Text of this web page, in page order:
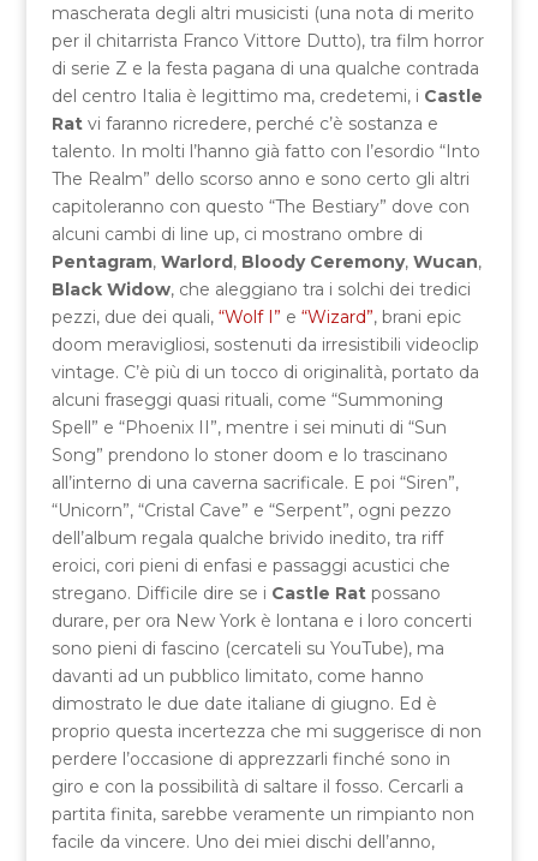
mascherata degli altri musicisti (una nota di merito
per il chitarrista Franco Vittore Dutto), tra film horror
di serie Z e la festa pagana di una qualche contrada
del centro Italia è legittimo ma, credetemi, i Castle
Rat vi faranno ricredere, perché c’è sostanza e
talento. In molti l’hanno già fatto con l’esordio “Into
The Realm” dello scorso anno e sono certo gli altri
capitoleranno con questo “The Bestiary” dove con
alcuni cambi di line up, ci mostrano ombre di
Pentagram, Warlord, Bloody Ceremony, Wucan,
Black Widow, che aleggiano tra i solchi dei tredici
pezzi, due dei quali, “Wolf I” e “Wizard”, brani epic
doom meravigliosi, sostenuti da irresistibili videoclip
vintage. C’è più di un tocco di originalità, portato da
alcuni fraseggi quasi rituali, come “Summoning
Spell” e “Phoenix II”, mentre i sei minuti di “Sun
Song” prendono lo stoner doom e lo trascinano
all’interno di una caverna sacrificale. E poi “Siren”,
“Unicorn”, “Cristal Cave” e “Serpent”, ogni pezzo
dell’album regala qualche brivido inedito, tra riff
eroici, cori pieni di enfasi e passaggi acustici che
stregano. Difficile dire se i Castle Ratpossano
durare, per ora New York è lontana e i loro concerti
sono pieni di fascino (cercateli su YouTube), ma
davanti ad un pubblico limitato, come hanno
dimostrato le due date italiane di giugno. Ed è
proprio questa incertezza che mi suggerisce di non
perdere l’occasione di apprezzarli finché sono in
giro e con la possibilità di saltare il fosso. Cercarli a
partita finita, sarebbe veramente un rimpianto non
facile da vincere. Uno dei miei dischi dell’anno,